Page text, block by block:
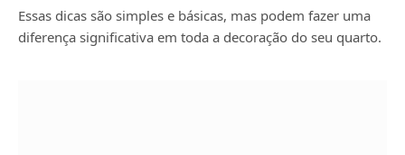
Essas dicas são simples e básicas, mas podem fazer uma
diferença significativa em toda a decoração do seu quarto.